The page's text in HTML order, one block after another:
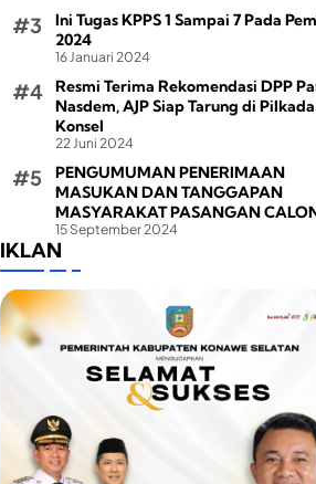
Ini Tugas KPPS 1 Sampai 7 Pada
2024
16 Januari 2024
Resmi Terima Rekomendasi DPP
Nasdem, AJP Siap Tarung di Pilkada
Konsel
22 Juni 2024
PENGUMUMAN PENERIMAAN
MASUKAN DAN TANGGAPAN
MASYARAKAT PASANGAN
BUPATI DAN WAKIL BUPATI PADA
PEMILIHAN BUPATI DAN WAKIL
KONAWE SELATAN TAHUN 2024
15 September 2024
IKLAN